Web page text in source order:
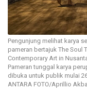
Pengunjung melihat karya
pameran bertajuk The Soul
Contemporary Art in
Pameran tunggal karya
dibuka untuk publik mulai
ANTARA FOTO/Aprillio